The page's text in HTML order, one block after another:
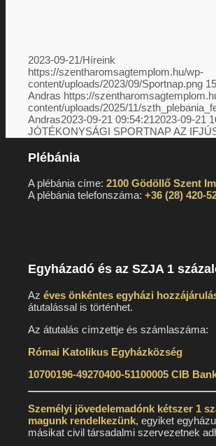
Parkolás
Adatkezelési tájékoztatók
Liturgia
Szentségek
Miserend
2023-09-21/Híreink
https://szentharomsagtemplom.hu/wp-
content/uploads/2023/09/Sportnap.png
Andras https://
content/uploads/2025/11/
Andras2023-09-21 09:54:212023-09-21
JÓTÉKONYSÁGI SPORTNAP AZ
Plébánia
A plébánia címe:2100 Gödöllő Szent
A plébánia telefonszáma:+36 (28) 420-
Egyházadó és az SZJA 1
Azéves önkéntes egyházi
átutalással is történhet.
Az átutalás címzettje és számlaszáma:
Római Katolikus Egyházközség
10700196-49270400-51100005 CIB
Személyi jövedelemadónk kétszer 1
magunk rendelkezünk, egyiket
másikat civil társadalmi szervezetnek